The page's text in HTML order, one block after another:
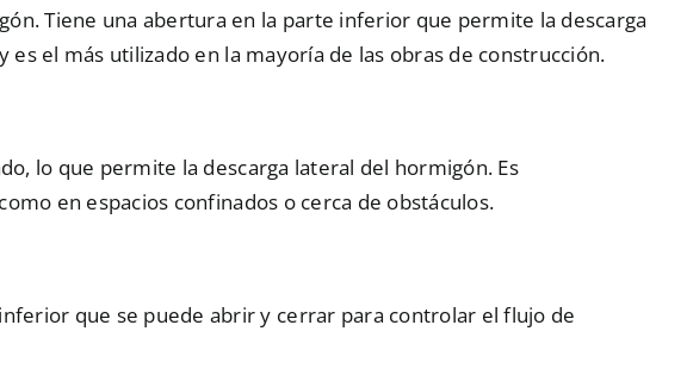
Tiene una abertura en la parte inferior que permite la descarga
el más utilizado en la mayoría de las obras de construcción.
lo que permite la descarga lateral del hormigón. Es
en espacios confinados o cerca de obstáculos.
que se puede abrir y cerrar para controlar el flujo de